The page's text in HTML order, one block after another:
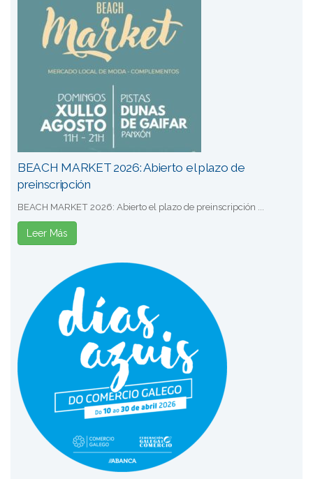
BEACH MARKET 2026: Abierto el plazo de
preinscripción
BEACH MARKET 2026: Abierto el plazo de preinscripción ...
Leer Más